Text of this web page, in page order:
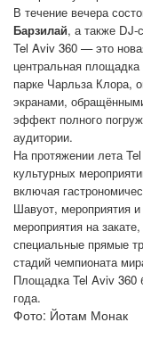
В течение вечера
Барзилай, а также DJ-
Tel Aviv 360 — это
центральная
парке Чарльза Клора,
экранами,
эффект полного
аудитории.
На протяжении лета
культурных
включая
Шавуот, мероприятия
мероприятия на
специальные прямые
стадий чемпионата
Площадка Tel Aviv 360
года.
Фото: Йотам Монак